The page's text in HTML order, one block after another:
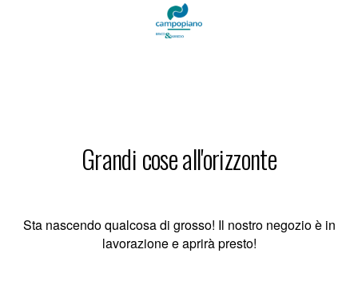
Grandi cose all'orizzonte
Sta nascendo qualcosa di grosso! Il nostro negozio è in
lavorazione e aprirà presto!